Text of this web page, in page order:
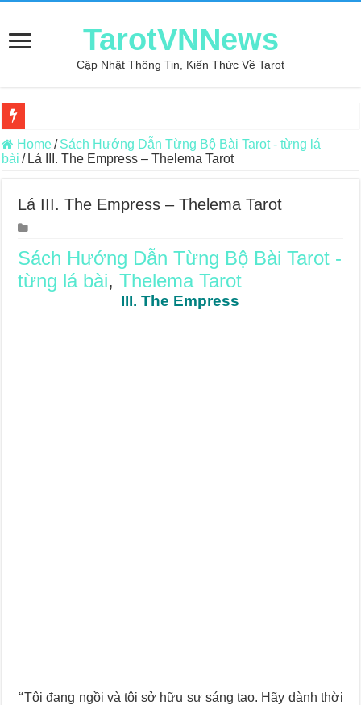
TarotVNNews
Cập Nhật Thông Tin, Kiến Thức Về Tarot
Review may áo thun tại xưởng may Dony
Top 5 Cuốn Sách Hướng Dẫn Đọc Bài Tarot Bằng Tiếng Việt
Konxari Cards – Trải Nghiệm Kết Nối Với Thế Giới Tâm Linh
Querent Tìm Đến Nhiều Tarot Reader Nhưng Không Thấy Thỏa
Journey Of Love Oracle – Lá Số 70: Heaven
Journey Of Love Oracle – Lá Số 69: Contemplation
Journey Of Love Oracle – Lá Số 68: Drop Into Your Heart
Home/ Sách Hướng Dẫn Từng Bộ Bài Tarot - từng lá
bài / Lá III. The Empress – Thelema Tarot
Lá III. The Empress – Thelema Tarot
Sách Hướng Dẫn Từng Bộ Bài Tarot -
từng lá bài,Thelema Tarot
III. The Empress
“Tôi đang ngồi và tôi sở hữu sự sáng tạo. Hãy dành thời